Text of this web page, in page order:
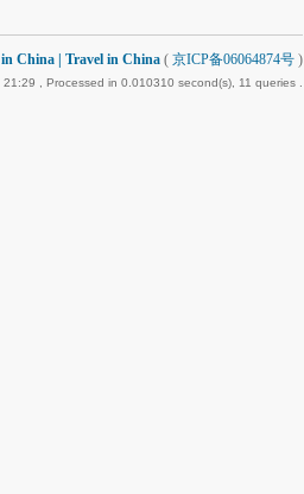
China | Travel in China ( 京ICP备06064874号 )
21:29 , Processed in 0.010310 second(s), 11 queries .